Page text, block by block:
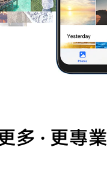
多 · 更專業